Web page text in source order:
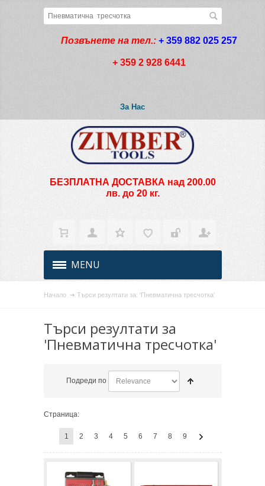
Позвънете на тел.: + 359 882 025 257
+ 359 2 928 6441
За Нас
БЕЗПЛАТНА ДОСТАВКА над 200.00
лв. до 20 кг.
MENU
Начало Търси резултати за: 'Пневматична тресчотка'
Търси резултати за
'Пневматична тресчотка'
Подреди по
Страница:
1 2 3 4 5 6 7 8 9